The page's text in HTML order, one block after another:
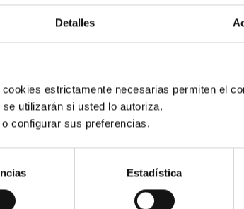
Detalles
estrictamente necesarias permiten el
utilizarán si usted lo autoriza.
configurar sus preferencias.
Estadística
que emita
los países que
con otros
primero fue en
realidad».
el Ministerio